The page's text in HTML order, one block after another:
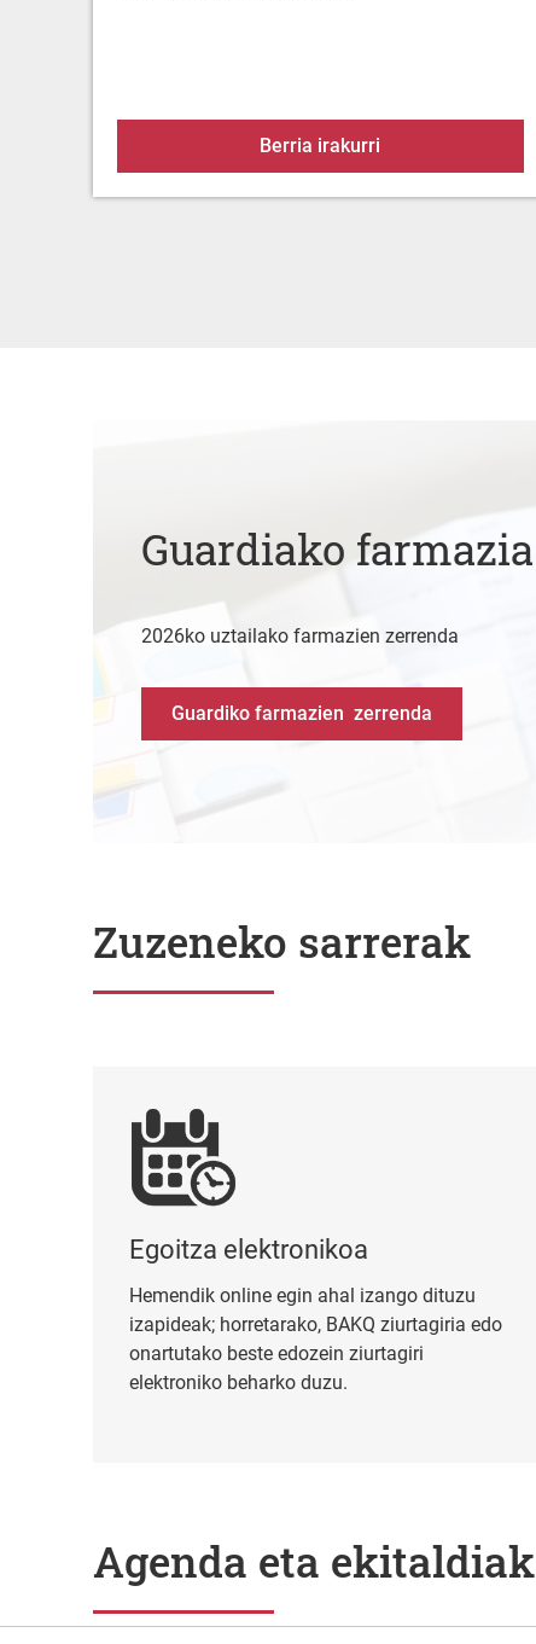
Berria irakurri
Guardiako farmazia
2026ko uztailako farmazien zerrenda
Guardiko farmazien zerrenda
Zuzeneko sarrerak
Egoitza elektronikoa
Hemendik online egin ahal izango dituzu
izapideak; horretarako, BAKQ ziurtagiria edo
onartutako beste edozein ziurtagiri
elektroniko beharko duzu.
Agenda eta ekitaldiak